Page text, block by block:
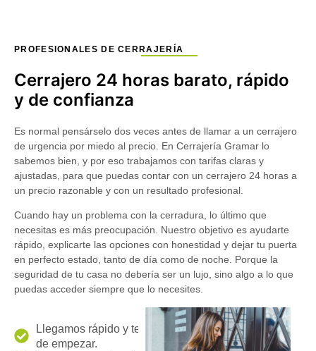
PROFESIONALES DE CERRAJERÍA
Cerrajero 24 horas barato, rápido
y de confianza
Es normal pensárselo dos veces antes de llamar a un cerrajero
de urgencia por miedo al precio. En Cerrajería Gramar lo
sabemos bien, y por eso trabajamos con tarifas claras y
ajustadas, para que puedas contar con un cerrajero 24 horas a
un precio razonable y con un resultado profesional.
Cuando hay un problema con la cerradura, lo último que
necesitas es más preocupación. Nuestro objetivo es ayudarte
rápido, explicarte las opciones con honestidad y dejar tu puerta
en perfecto estado, tanto de día como de noche. Porque la
seguridad de tu casa no debería ser un lujo, sino algo a lo que
puedas acceder siempre que lo necesites.
Llegamos rápido y te decimos cuánto cuesta antes
de empezar.